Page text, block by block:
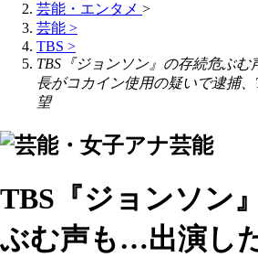
芸能・エンタメ >
芸能 >
TBS >
TBS『ジョンソン』の存続危ぶ
長がコカイン使用の疑いで逮捕
望
芸能
TBS『ジョンソン
ぶむ声も…出演し